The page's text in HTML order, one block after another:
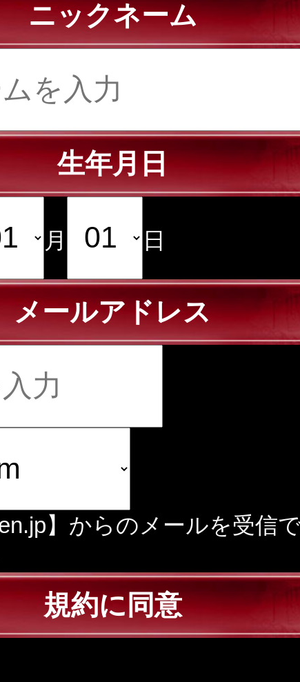
ニックネーム
生年月日
月 日
メールアドレス
】からのメールを受信
規約に同意